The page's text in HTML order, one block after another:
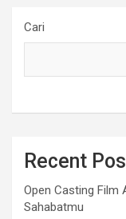
Cari
Recent
Open Casting Film
Sahabatmu